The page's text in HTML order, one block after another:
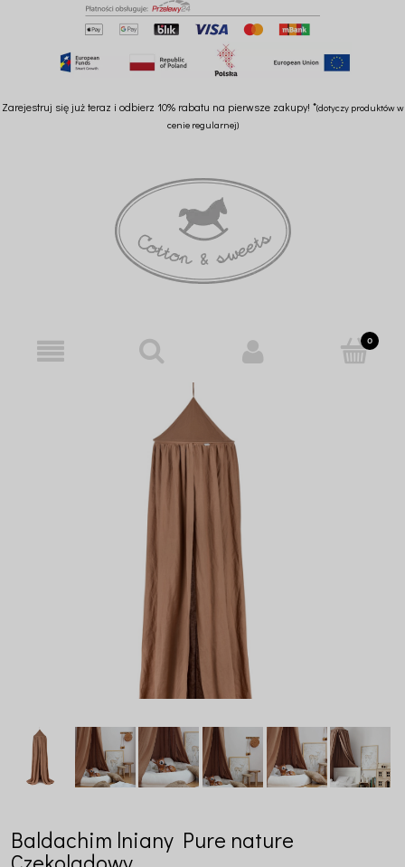
Zarejestruj się już teraz i odbierz 10% rabatu na pierwsze zakupy! *(dotyczy produktów w
cenie regularnej)
Baldachim lniany Pure nature